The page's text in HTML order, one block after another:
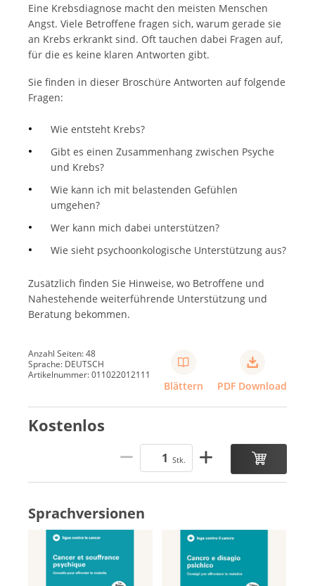
Eine Krebsdiagnose macht den meisten Menschen
Angst. Viele Betroffene fragen sich, warum gerade sie
an Krebs erkrankt sind. Oft tauchen dabei Fragen auf,
für die es keine klaren Antworten gibt.
Sie finden in dieser Broschüre Antworten auf folgende
Fragen:
Wie entsteht Krebs?
Gibt es einen Zusammenhang zwischen Psyche
und Krebs?
Wie kann ich mit belastenden Gefühlen
umgehen?
Wer kann mich dabei unterstützen?
Wie sieht psychoonkologische Unterstützung aus?
Zusätzlich finden Sie Hinweise, wo Betroffene und
Nahestehende weiterführende Unterstützung und
Beratung bekommen.
Anzahl Seiten: 48
Sprache: DEUTSCH
Artikelnummer: 011022012111
Blättern PDF Download
Kostenlos
Stk.
Sprachversionen